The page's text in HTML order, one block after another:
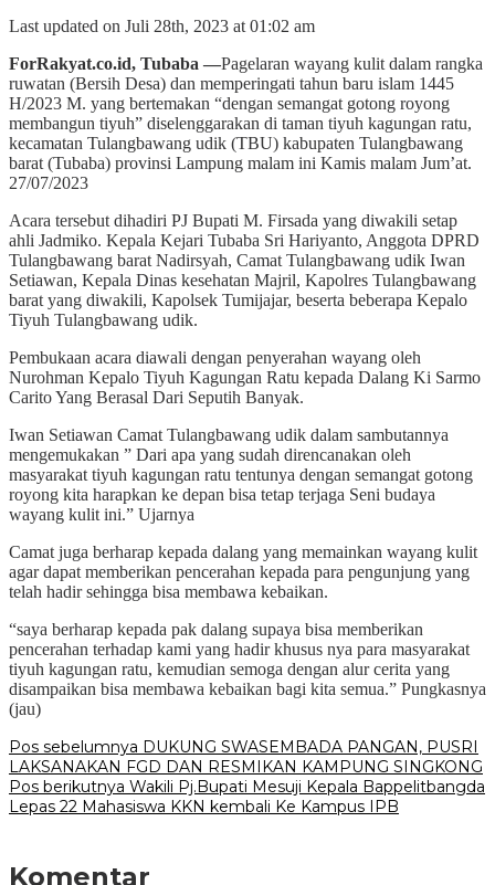
Last updated on Juli 28th, 2023 at 01:02 am
ForRakyat.co.id, Tubaba —Pagelaran wayang kulit dalam rangka
ruwatan (Bersih Desa) dan memperingati tahun baru islam 1445
H/2023 M. yang bertemakan “dengan semangat gotong royong
membangun tiyuh” diselenggarakan di taman tiyuh kagungan ratu,
kecamatan Tulangbawang udik (TBU) kabupaten Tulangbawang
barat (Tubaba) provinsi Lampung malam ini Kamis malam Jum’at.
27/07/2023
Acara tersebut dihadiri PJ Bupati M. Firsada yang diwakili setap
ahli Jadmiko. Kepala Kejari Tubaba Sri Hariyanto, Anggota DPRD
Tulangbawang barat Nadirsyah, Camat Tulangbawang udik Iwan
Setiawan, Kepala Dinas kesehatan Majril, Kapolres Tulangbawang
barat yang diwakili, Kapolsek Tumijajar, beserta beberapa Kepalo
Tiyuh Tulangbawang udik.
Pembukaan acara diawali dengan penyerahan wayang oleh
Nurohman Kepalo Tiyuh Kagungan Ratu kepada Dalang Ki Sarmo
Carito Yang Berasal Dari Seputih Banyak.
Iwan Setiawan Camat Tulangbawang udik dalam sambutannya
mengemukakan ” Dari apa yang sudah direncanakan oleh
masyarakat tiyuh kagungan ratu tentunya dengan semangat gotong
royong kita harapkan ke depan bisa tetap terjaga Seni budaya
wayang kulit ini.” Ujarnya
Camat juga berharap kepada dalang yang memainkan wayang kulit
agar dapat memberikan pencerahan kepada para pengunjung yang
telah hadir sehingga bisa membawa kebaikan.
“saya berharap kepada pak dalang supaya bisa memberikan
pencerahan terhadap kami yang hadir khusus nya para masyarakat
tiyuh kagungan ratu, kemudian semoga dengan alur cerita yang
disampaikan bisa membawa kebaikan bagi kita semua.” Pungkasnya
(jau)
Navigasi
pos
Pos sebelumnya DUKUNG SWASEMBADA PANGAN, PUSRI
LAKSANAKAN FGD DAN RESMIKAN KAMPUNG SINGKONG
Pos berikutnya Wakili Pj.Bupati Mesuji Kepala Bappelitbangda
Lepas 22 Mahasiswa KKN kembali Ke Kampus IPB
Komentar